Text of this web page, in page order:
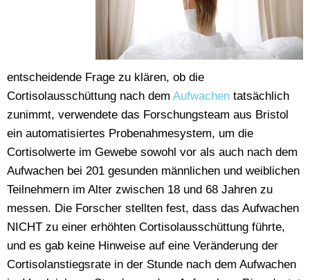
entscheidende Frage zu klären, ob die
Cortisolausschüttung nach dem Aufwachen tatsächlich
zunimmt, verwendete das Forschungsteam aus Bristol
ein automatisiertes Probenahmesystem, um die
Cortisolwerte im Gewebe sowohl vor als auch nach dem
Aufwachen bei 201 gesunden männlichen und weiblichen
Teilnehmern im Alter zwischen 18 und 68 Jahren zu
messen. Die Forscher stellten fest, dass das Aufwachen
NICHT zu einer erhöhten Cortisolausschüttung führte,
und es gab keine Hinweise auf eine Veränderung der
Cortisolanstiegsrate in der Stunde nach dem Aufwachen